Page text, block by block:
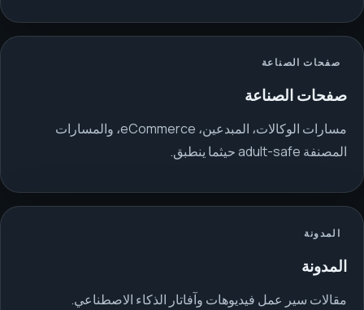
صفحات الصناعة
صفحات الصناعة
مسارات الوكالات، المبدعين، eCommerce، والمسارات
المصنفة adult-safe حيثما ينطبق.
المدونة
المدونة
مقالات سير عمل فيديوهات وآفاتار الذكاء الاصطناعي.